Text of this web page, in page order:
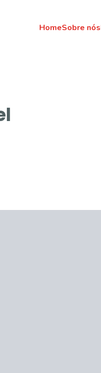
HomeSobre nós